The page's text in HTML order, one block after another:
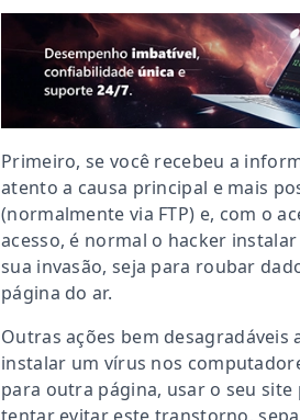
Primeiro, se você recebeu a
atento a causa principal e mais
(normalmente via FTP) e, com o
acesso, é normal o hacker
sua invasão, seja para roubar
página do ar.
Outras ações bem
instalar um vírus nos
para outra página, usar o seu